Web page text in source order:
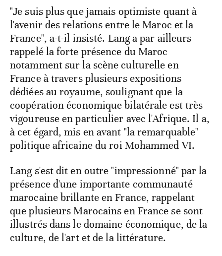
"Je suis plus que jamais optimiste quant à
l'avenir des relations entre le Maroc et la
France", a-t-il insisté. Lang a par ailleurs
rappelé la forte présence du Maroc
notamment sur la scène culturelle en
France à travers plusieurs expositions
dédiées au royaume, soulignant que la
coopération économique bilatérale est très
vigoureuse en particulier avec l'Afrique. Il a,
à cet égard, mis en avant "la remarquable"
politique africaine du roi Mohammed VI.
Lang s'est dit en outre "impressionné" par la
présence d'une importante communauté
marocaine brillante en France, rappelant
que plusieurs Marocains en France se sont
illustrés dans le domaine économique, de la
culture, de l'art et de la littérature.